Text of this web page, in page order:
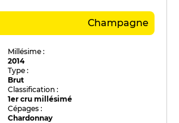
Champagne
Millésime :
2014
Type :
Brut
Classification :
1er cru millésimé
Cépages :
Chardonnay